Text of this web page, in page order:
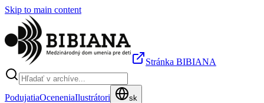
Skip to main content
Stránka BIBIANA
PodujatiaOceneniaIlustrátori sk